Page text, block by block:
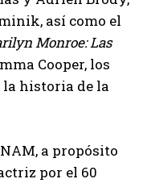
así como el
Monroe: Las
Cooper, los
historia de la
a propósito
por el 60